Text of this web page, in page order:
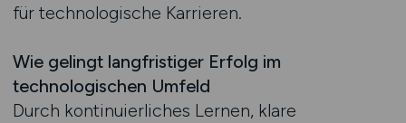
für technologische Karrieren.
Wie gelingt langfristiger Erfolg im
technologischen Umfeld
Durch kontinuierliches Lernen, klare